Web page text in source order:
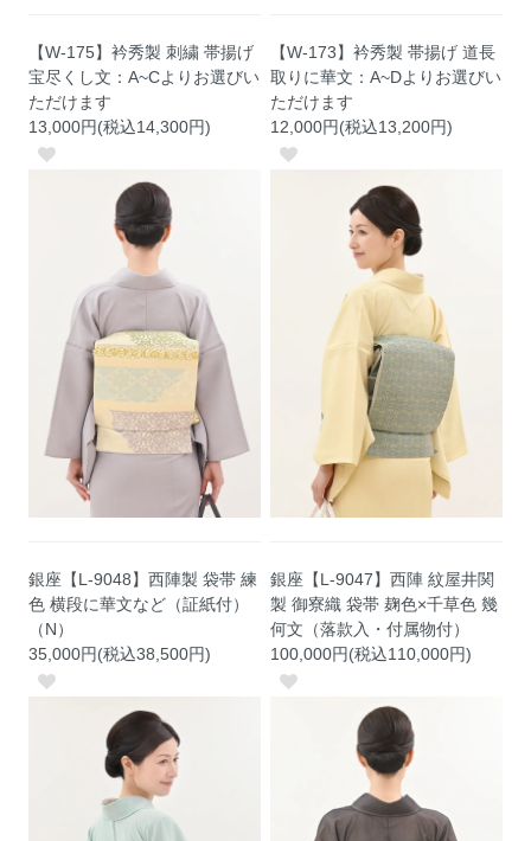
【W-175】衿秀製 刺繍 帯揚げ
宝尽くし文：A~Cよりお選びい
ただけます
13,000円(税込14,300円)
【W-173】衿秀製 帯揚げ 道長
取りに華文：A~Dよりお選びい
ただけます
12,000円(税込13,200円)
銀座【L-9048】西陣製 袋帯 練
色 横段に華文など（証紙付）
（N）
35,000円(税込38,500円)
銀座【L-9047】西陣 紋屋井関
製 御寮織 袋帯 麹色×千草色 幾
何文（落款入・付属物付）
100,000円(税込110,000円)